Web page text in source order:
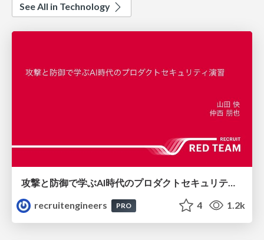
See All in Technology
recruitengineers
PRO 4 1.2k